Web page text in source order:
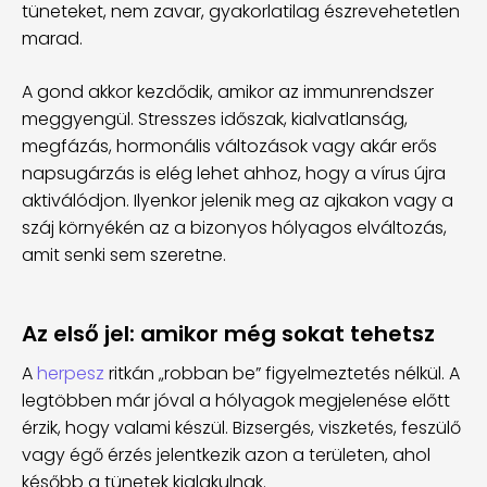
tüneteket, nem zavar, gyakorlatilag észrevehetetlen
marad.
A gond akkor kezdődik, amikor az immunrendszer
meggyengül. Stresszes időszak, kialvatlanság,
megfázás, hormonális változások vagy akár erős
napsugárzás is elég lehet ahhoz, hogy a vírus újra
aktiválódjon. Ilyenkor jelenik meg az ajkakon vagy a
száj környékén az a bizonyos hólyagos elváltozás,
amit senki sem szeretne.
Az első jel: amikor még sokat tehetsz
Aherpesz ritkán „robban be” figyelmeztetés nélkül. A
legtöbben már jóval a hólyagok megjelenése előtt
érzik, hogy valami készül. Bizsergés, viszketés, feszülő
vagy égő érzés jelentkezik azon a területen, ahol